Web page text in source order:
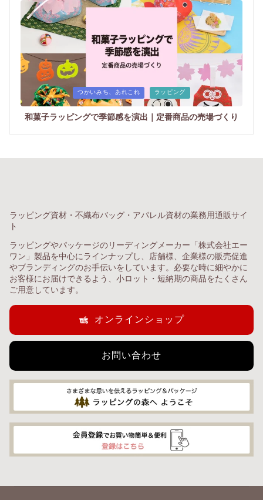
Posted
in
つかいみち、あれこれ ラッピング
和菓子ラッピングで季節感を演出｜定番商品の売場づくり
ラッピング資材・不織布バッグ・アパレル資材の業務用通販サイ
ト
ラッピングやパッケージのリーディングメーカー「株式会社エー
ワン」製品を中心にラインナップし、店舗様、企業様の販売促進
やブランディングのお手伝いをしています。必要な時に細やかに
お客様にお届けできるよう、小ロット・短納期の商品をたくさん
ご用意しています。
オンラインショップ
お問い合わせ